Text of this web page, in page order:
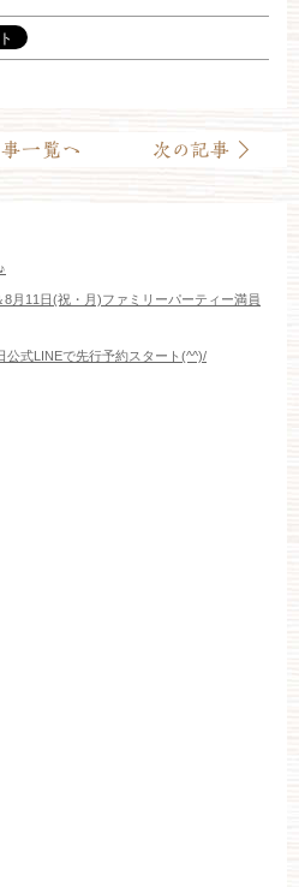
特集
月11日(祝・月)ファミリーパーティー満員
公式LINEで先行予約スタート(^^)/